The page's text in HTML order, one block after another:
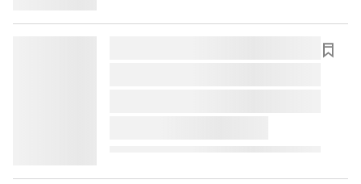
lorem ipsum dolor sit amet ...